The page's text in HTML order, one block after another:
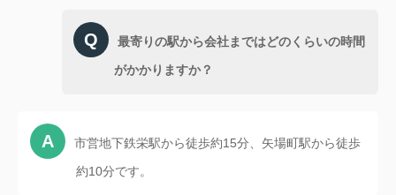
最寄りの駅から会社まではどのくらいの時間
がかかりますか？
市営地下鉄栄駅から徒歩約15分、矢場町駅から徒歩
約10分です。